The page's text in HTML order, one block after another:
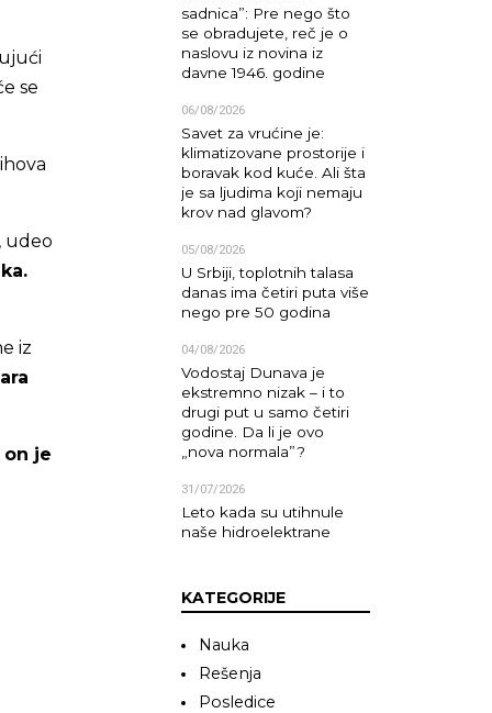
se
, udeo
iz
on je
sadnica”: Pre nego što
se obradujete, reč je o
naslovu iz novina iz
davne 1946. godine
06/08/2026
Savet za vrućine je:
klimatizovane prostorije i
boravak kod kuće. Ali šta
je sa ljudima koji nemaju
krov nad glavom?
05/08/2026
U Srbiji, toplotnih talasa
danas ima četiri puta više
nego pre 50 godina
04/08/2026
Vodostaj Dunava je
ekstremno nizak – i to
drugi put u samo četiri
godine. Da li je ovo
„nova normala”?
31/07/2026
Leto kada su utihnule
naše hidroelektrane
KATEGORIJE
Nauka
Rešenja
Posledice